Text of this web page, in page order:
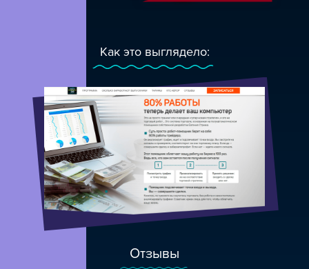
Отзывы
Как это выглядело: